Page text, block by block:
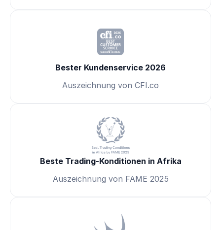
Bester Kundenservice 2026
Auszeichnung von CFI.co
Beste Trading-Konditionen in Afrika
Auszeichnung von FAME 2025